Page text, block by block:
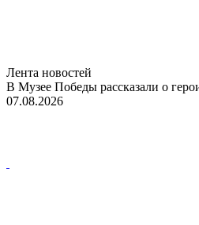
Лента новостей
В Музее Победы рассказали о
07.08.2026